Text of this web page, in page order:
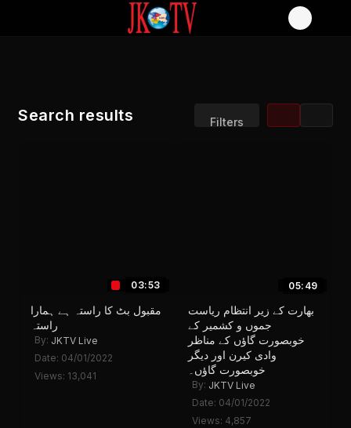
Filters
Search results
03:53
مقبول بٹ کا راستہ ہے ہمارا
راستہ
By: JKTV Live
Date: 04/01/2022
Views: 13,041
05:49
بھارت کے زیر انتظام ریاست
جموں و کشمیر کے
خوبصورت گاؤں کے مناظر
وادی کیرن اور دیگر
خوبصورت گاؤں۔
By: JKTV Live
Date: 04/01/2022
Views: 4,857